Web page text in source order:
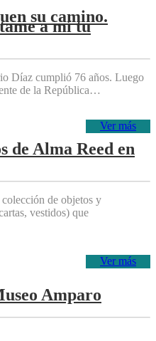
su camino.
a mí tu
Díaz cumplió 76 años. Luego
de la República…
Ver más
de Alma Reed en
de objetos y
vestidos) que
Ver más
Amparo